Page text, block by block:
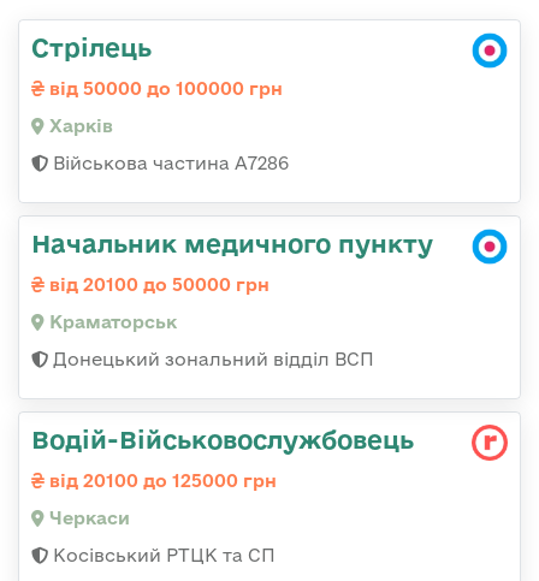
Стрілець
від 50000 до 100000 грн
Харків
Військова частина А7286
Начальник медичного пункту
від 20100 до 50000 грн
Краматорськ
Донецький зональний відділ ВСП
Водій-Військовослужбовець
від 20100 до 125000 грн
Черкаси
Косівський РТЦК та СП